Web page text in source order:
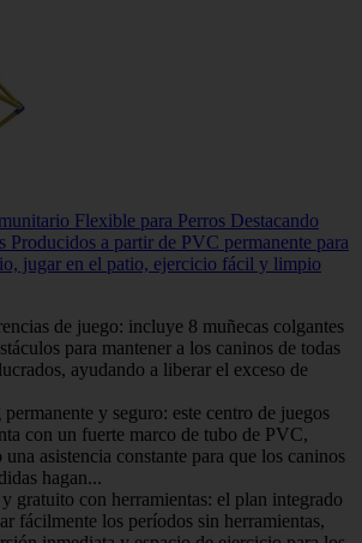
Flexible para Perros Destacando
Producidos a partir de PVC permanente para
jugar en el patio, ejercicio fácil y limpio
de juego: incluye 8 muñecas colgantes
para mantener a los caninos de todas
ayudando a liberar el exceso de
permanente y seguro: este centro de juegos
con un fuerte marco de tubo de PVC,
asistencia constante para que los caninos
hagan...
gratuito con herramientas: el plan integrado
fácilmente los períodos sin herramientas,